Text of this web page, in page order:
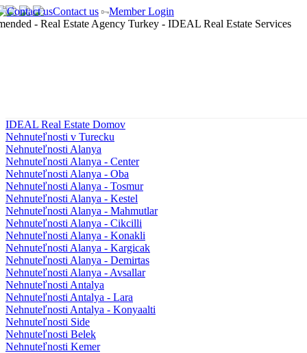
Contact us Member Login
IDEAL Real Estate Domov
Nehnuteľnosti v Turecku
Nehnuteľnosti Alanya
Nehnuteľnosti Alanya - Center
Nehnuteľnosti Alanya - Oba
Nehnuteľnosti Alanya - Tosmur
Nehnuteľnosti Alanya - Kestel
Nehnuteľnosti Alanya - Mahmutlar
Nehnuteľnosti Alanya - Cikcilli
Nehnuteľnosti Alanya - Konakli
Nehnuteľnosti Alanya - Kargicak
Nehnuteľnosti Alanya - Demirtas
Nehnuteľnosti Alanya - Avsallar
Nehnuteľnosti Antalya
Nehnuteľnosti Antalya - Lara
Nehnuteľnosti Antalya - Konyaalti
Nehnuteľnosti Side
Nehnuteľnosti Belek
Nehnuteľnosti Kemer